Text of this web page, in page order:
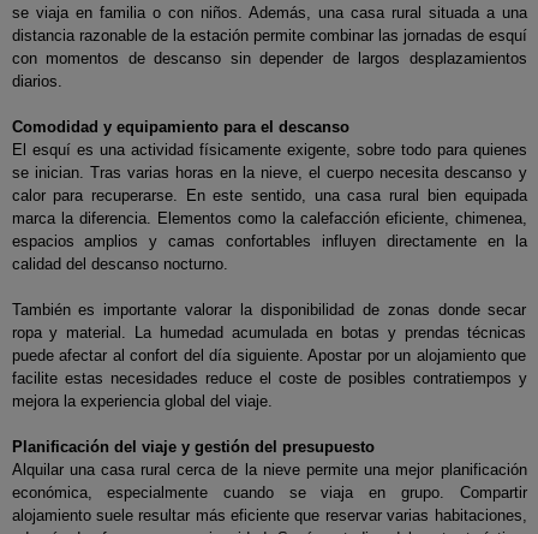
se viaja en familia o con niños. Además, una casa rural situada a una
distancia razonable de la estación permite combinar las jornadas de esquí
con momentos de descanso sin depender de largos desplazamientos
diarios.
Comodidad y equipamiento para el descanso
El esquí es una actividad físicamente exigente, sobre todo para quienes
se inician. Tras varias horas en la nieve, el cuerpo necesita descanso y
calor para recuperarse. En este sentido, una casa rural bien equipada
marca la diferencia. Elementos como la calefacción eficiente, chimenea,
espacios amplios y camas confortables influyen directamente en la
calidad del descanso nocturno.
También es importante valorar la disponibilidad de zonas donde secar
ropa y material. La humedad acumulada en botas y prendas técnicas
puede afectar al confort del día siguiente. Apostar por un alojamiento que
facilite estas necesidades reduce el coste de posibles contratiempos y
mejora la experiencia global del viaje.
Planificación del viaje y gestión del presupuesto
Alquilar una casa rural cerca de la nieve permite una mejor planificación
económica, especialmente cuando se viaja en grupo. Compartir
alojamiento suele resultar más eficiente que reservar varias habitaciones,